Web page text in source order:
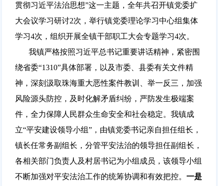
贯彻习近平法治思想”这一主题，全年共召开镇党委扩
大会议学习研讨2次，举行镇党委理论学习中心组集体
学习4次，组织开展全镇干部职工大会专题学习4次。
我镇严格按照习近平总书记重要讲话精神，紧密围
绕省委“1310”具体部署，以及市委、县委有关文件精
神，深刻汲取珠海重大恶性案件教训、举一反三，加强
风险源头防控，及时化解矛盾纠纷，严防发生极端案
件，全力保障人民群众生命安全和社会稳定。我镇成
立“平安建设领导小组”，由镇党委书记亲自担任组长，
镇长任常务副组长，分管平安法治的领导担任副组长，
各相关部门负责人及村居书记为小组成员，该领导小组
不断加强对平安法治工作的统筹协调和有效把控。 一是